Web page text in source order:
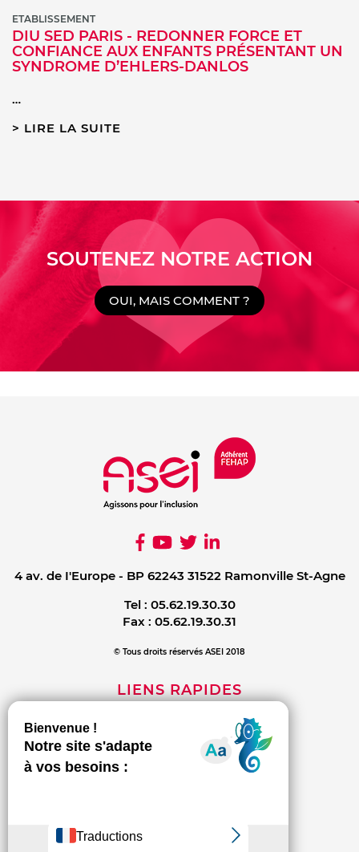
ETABLISSEMENT
DIU SED PARIS - REDONNER FORCE ET
CONFIANCE AUX ENFANTS PRÉSENTANT UN
SYNDROME D’EHLERS-DANLOS
…
LIRE LA SUITE
SOUTENEZ NOTRE ACTION
OUI, MAIS COMMENT ?
4 av. de I'Europe - BP 62243 31522 Ramonville St-Agne
Tel : 05.62.19.30.30
Fax : 05.62.19.30.31
© Tous droits réservés ASEI 2018
LIENS RAPIDES
Politique de confidentialité
L'association